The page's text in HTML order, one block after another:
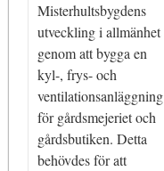
Misterhultsbygdens
utveckling i allmänhet
genom att bygga en
kyl-, frys- och
ventilationsanläggning
för gårdsmejeriet och
gårdsbutiken. Detta
behövdes för att